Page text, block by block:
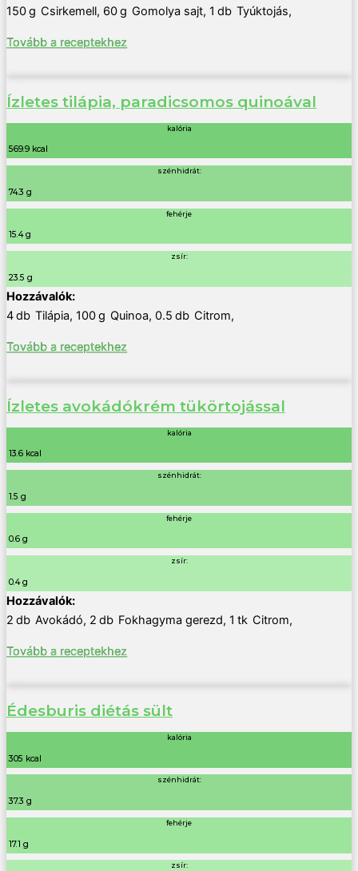
150g Csirkemell, 60g Gomolya sajt, 1 db Tyúktojás,
Tovább a receptekhez
Ízletes tilápia, paradicsomos quinoával
kalória
569.9 kcal
szénhidrát:
74.3 g
fehérje
15.4 g
zsír:
23.5 g
4db Tilápia, 100g Quinoa, 0.5 db Citrom,
Tovább a receptekhez
Ízletes avokádókrém tükörtojással
kalória
13.6 kcal
szénhidrát:
1.5 g
fehérje
0.6 g
zsír:
0.4 g
2 db Avokádó, 2 db Fokhagyma gerezd, 1 tk Citrom,
Tovább a receptekhez
Édesburis diétás sült
kalória
305 kcal
szénhidrát:
37.3 g
fehérje
17.1 g
zsír: